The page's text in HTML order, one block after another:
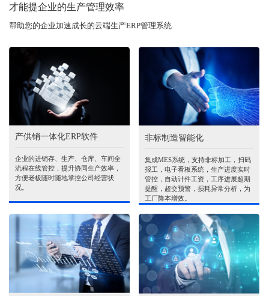
才能提企业的生产管理效率
帮助您的企业加速成长的云端生产ERP管理系统
产供销一体化ERP软件
企业的进销存、生产、仓库、车间全
流程在线管控，提升协同生产效率，
方便老板随时随地掌控公司经营状
况。
非标制造智能化
集成MES系统，支持非标加工，扫码
报工，电子看板系统，生产进度实时
管控，自动计件工资，工序进展超期
提醒，超交预警，损耗异常分析，为
工厂降本增效。